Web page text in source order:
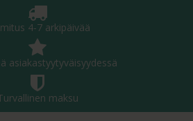
4-7 arkipäivää
asiakastyytyväisyydessä
maksu